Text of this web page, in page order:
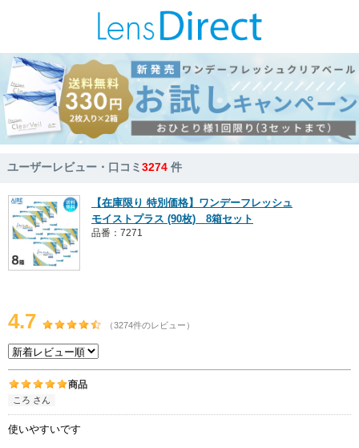
ユーザーレビュー・口コミ3274 件
【在庫限り 特別価格】ワンデーフレッシュ
モイストプラス (90枚) 8箱セット
品番：7271
4.7 （3274件のレビュー）
商品
ころ さん
使いやすいです